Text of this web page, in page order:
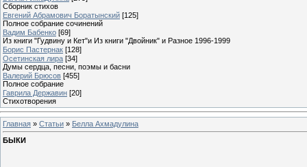
Сборник стихов
Евгений Абрамович Боратынский [125]
Полное собрание сочинений
Вадим Бабенко [69]
Из книги "Гудвину и Кет"и Из книги "Двойник" и Разное 1996-1999
Борис Пастернак [128]
Осетинская лира [34]
Думы сердца, песни, поэмы и басни
Валерий Брюсов [455]
Полное собрание
Гаврила Державин [20]
Стихотворения
Главная » Статьи » Белла Ахмадулина
БЫКИ